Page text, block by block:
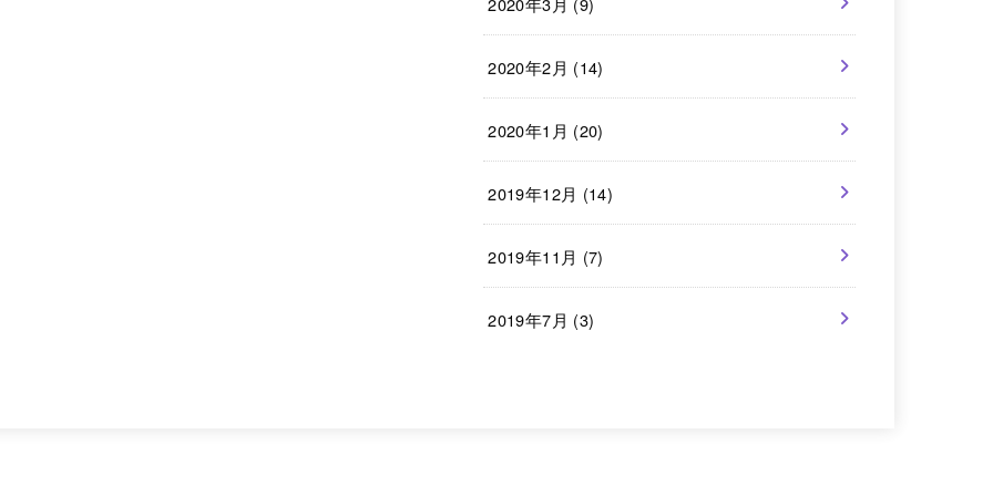
2020年2月 (14)
2020年1月 (20)
2019年12月 (14)
2019年11月 (7)
2019年7月 (3)